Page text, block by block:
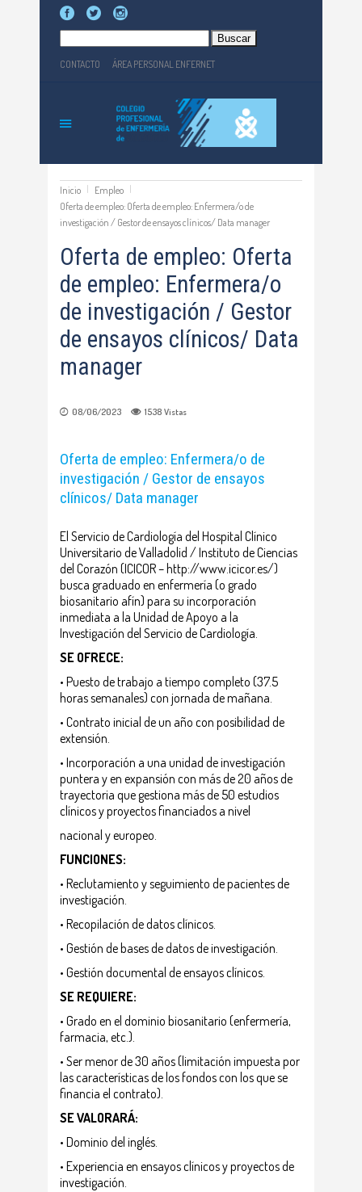
CONTACTO ÁREA PERSONAL ENFERNET
Inicio
Empleo
Oferta de empleo: Oferta de empleo: Enfermera/o de
investigación / Gestor de ensayos clínicos/ Data manager
Oferta de empleo: Oferta
de empleo: Enfermera/o
de investigación / Gestor
de ensayos clínicos/ Data
manager
08/06/2023 1538 Vistas
Oferta de empleo: Enfermera/o de
investigación / Gestor de ensayos
clínicos/ Data manager
El Servicio de Cardiología del Hospital Clínico
Universitario de Valladolid / Instituto de Ciencias
del Corazón (ICICOR – http://www.icicor.es/)
busca graduado en enfermería (o grado
biosanitario afín) para su incorporación
inmediata a la Unidad de Apoyo a la
Investigación del Servicio de Cardiología.
SE OFRECE:
• Puesto de trabajo a tiempo completo (37.5
horas semanales) con jornada de mañana.
• Contrato inicial de un año con posibilidad de
extensión.
• Incorporación a una unidad de investigación
puntera y en expansión con más de 20 años de
trayectoria que gestiona más de 50 estudios
clínicos y proyectos financiados a nivel
nacional y europeo.
FUNCIONES:
• Reclutamiento y seguimiento de pacientes de
investigación.
• Recopilación de datos clínicos.
• Gestión de bases de datos de investigación.
• Gestión documental de ensayos clínicos.
SE REQUIERE:
• Grado en el dominio biosanitario (enfermería,
farmacia, etc.).
• Ser menor de 30 años (limitación impuesta por
las características de los fondos con los que se
financia el contrato).
SE VALORARÁ:
• Dominio del inglés.
• Experiencia en ensayos clínicos y proyectos de
investigación.